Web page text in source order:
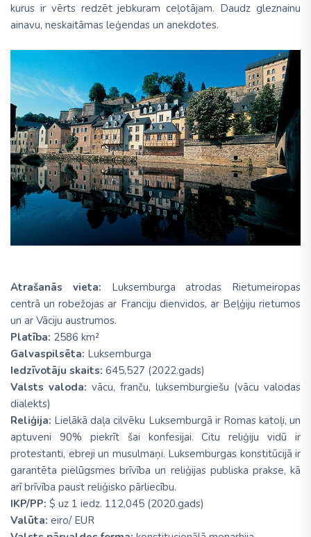
kurus ir vērts redzēt jebkuram ceļotājam. Daudz gleznainu
ainavu, neskaitāmas leģendas un anekdotes.
Atrašanās vieta: Luksemburga atrodas Rietumeiropas
centrā un robežojas ar Franciju dienvidos, ar Beļģiju rietumos
un ar Vāciju austrumos.
Platība: 2586 km²
Galvaspilsēta: Luksemburga
Iedzīvotāju skaits: 645,527 (2022.gads)
Valsts valoda: vācu, franču, luksemburgiešu (vācu valodas
dialekts)
Reliģija: Lielākā daļa cilvēku Luksemburgā ir Romas katoļi, un
aptuveni 90% piekrīt šai konfesijai. Citu reliģiju vidū ir
protestanti, ebreji un musulmaņi. Luksemburgas konstitūcijā ir
garantēta pielūgsmes brīvība un reliģijas publiska prakse, kā
arī brīvība paust reliģisko pārliecību.
IKP/PP: $ uz 1 iedz. 112,045 (2020.gads)
Valūta: eiro/ EUR